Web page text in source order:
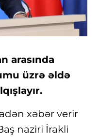
arasında
üzrə əldə
xəbər verir
naziri İrakli